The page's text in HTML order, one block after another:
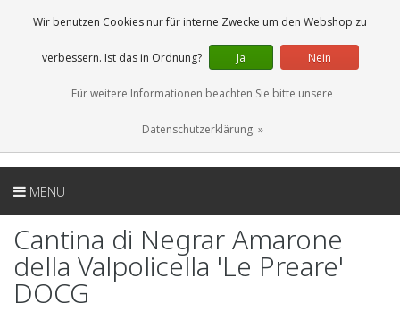
0 Artikel
DE
MENU
Cantina di Negrar Amarone
della Valpolicella 'Le Preare'
DOCG
Wir benutzen Cookies nur für interne Zwecke um den Webshop zu
verbessern. Ist das in Ordnung? Ja Nein
Für weitere Informationen beachten Sie bitte unsere
Datenschutzerklärung. »